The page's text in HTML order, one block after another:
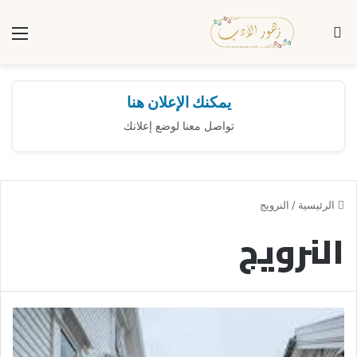
بحث عن
يمكنك الإعلان هنا
تواصل معنا لوضع إعلانك
الرئيسية / النرويج
النرويج